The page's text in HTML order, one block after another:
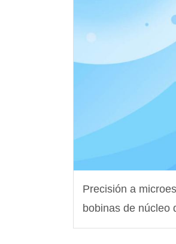
Precisión a
bobinas de núcleo
personalizadas